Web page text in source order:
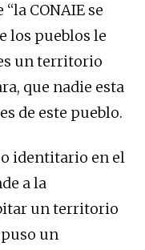
CONAIE se
los pueblos le
un territorio
que nadie esta
de este pueblo.
identitario en el
a la
un territorio
un